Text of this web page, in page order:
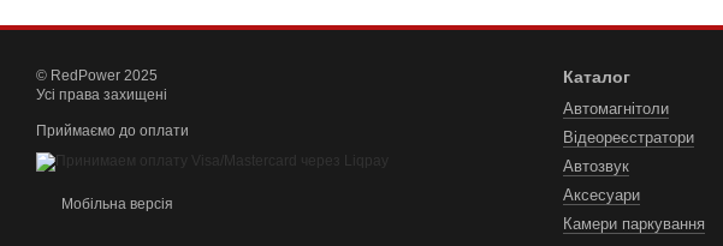
© RedPower 2025
Усі права захищені
Приймаємо до оплати
Мобільна версія
Каталог
Автомагнітоли
Відеореєстратори
Автозвук
Аксесуари
Камери паркування